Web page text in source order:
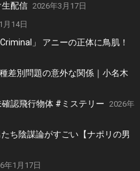
配信 2026年3月17日
月14日
」 アニーの正体に鳥肌！
差別問題の意外な関係｜小名木
認飛行物体 #ミステリー 2026年
ち陰謀論がすごい【ナポリの男
年1月17日